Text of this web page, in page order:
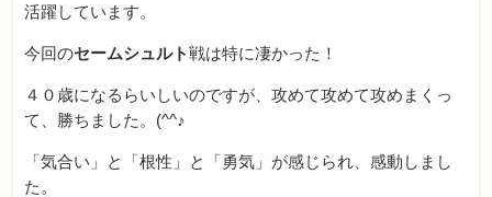
活躍しています。
今回のセームシュルト戦は特に凄かった！
４０歳になるらいしいのですが、攻めて攻めて攻めまくっ
て、勝ちました。(^^♪
「気合い」と「根性」と「勇気」が感じられ、感動しまし
た。